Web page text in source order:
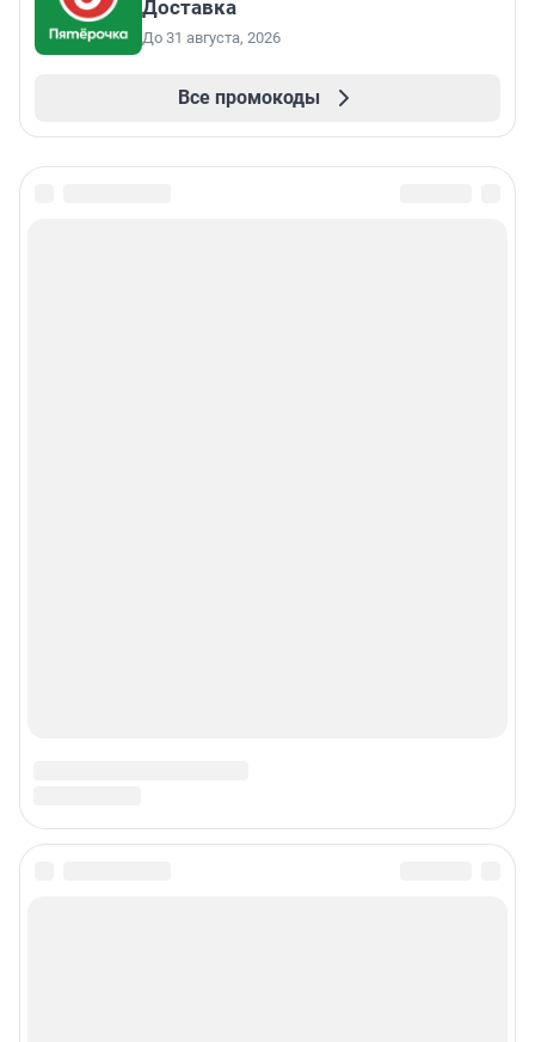
Доставка
До 31 августа, 2026
Все промокоды